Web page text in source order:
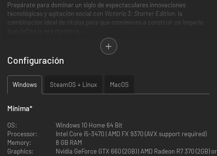
Prepárate para dominar un siglo de espectaculares innovaciones
tecnológicas y agitación social con Victoria 3: Starter Edition, la
combinación ideal de títulos para que comiences a construir un imperio
ofrece a los recién llegados un punto de inicio
sólido desde el que empezar a explorar una detallada simulación de
sociedades de todo el mundo durante la época victoriana y más allá.
Asienta unos cimientos industriales firmes que satisfagan las
necesidades de tu pueblo, desarrolla una cultura política estable que
El juego base de Victoria 3:
disponibles, tanto grandes como pequeños, y crea una sociedad
Configuración
Windows SteamOS + Linux MacOS
Mínima*
OS:
Windows 10 Home 64 Bit
Processor:
Intel Core i5-3470 | AMD FX 9370 (AVX support required)
Memory:
8 GB RAM
Graphics:
Nvidia GeForce GTX 660 (2GB) | AMD